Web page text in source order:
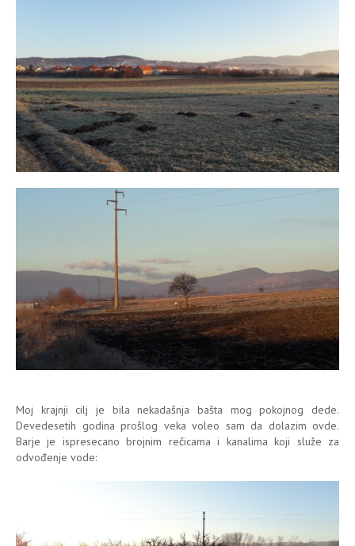
Moj krajnji cilj je bila nekadašnja bašta mog pokojnog dede.
Devedesetih godina prošlog veka voleo sam da dolazim ovde.
Barje je ispresecano brojnim rečicama i kanalima koji služe za
odvođenje vode: